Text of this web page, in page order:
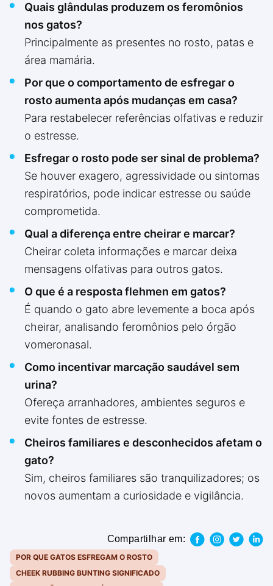
Quais glândulas produzem os feromônios
nos gatos?
Principalmente as presentes no rosto, patas e
área mamária.
Por que o comportamento de esfregar o
rosto aumenta após mudanças em casa?
Para restabelecer referências olfativas e reduzir
o estresse.
Esfregar o rosto pode ser sinal de problema?
Se houver exagero, agressividade ou sintomas
respiratórios, pode indicar estresse ou saúde
comprometida.
Qual a diferença entre cheirar e marcar?
Cheirar coleta informações e marcar deixa
mensagens olfativas para outros gatos.
O que é a resposta flehmen em gatos?
É quando o gato abre levemente a boca após
cheirar, analisando feromônios pelo órgão
vomeronasal.
Como incentivar marcação saudável sem
urina?
Ofereça arranhadores, ambientes seguros e
evite fontes de estresse.
Cheiros familiares e desconhecidos afetam o
gato?
Sim, cheiros familiares são tranquilizadores; os
novos aumentam a curiosidade e vigilância.
Compartilhar em:
POR QUE GATOS ESFREGAM O ROSTO
CHEEK RUBBING BUNTING SIGNIFICADO